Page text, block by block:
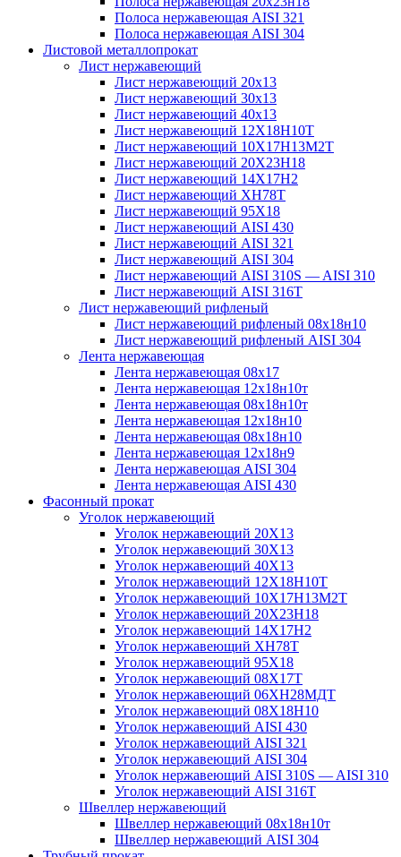
Полоса нержавеющая AISI 321
Полоса нержавеющая AISI 304
Листовой металлопрокат
Лист нержавеющий
Лист нержавеющий 20х13
Лист нержавеющий 30х13
Лист нержавеющий 40х13
Лист нержавеющий 12Х18Н10Т
Лист нержавеющий 10Х17Н13М2T
Лист нержавеющий 20Х23Н18
Лист нержавеющий 14Х17Н2
Лист нержавеющий ХН78Т
Лист нержавеющий 95Х18
Лист нержавеющий AISI 430
Лист нержавеющий AISI 321
Лист нержавеющий AISI 304
Лист нержавеющий AISI 310S — AISI 310
Лист нержавеющий AISI 316T
Лист нержавеющий рифленый
Лист нержавеющий рифленый 08х18н10
Лист нержавеющий рифленый AISI 304
Лента нержавеющая
Лента нержавеющая 08х17
Лента нержавеющая 12х18н10т
Лента нержавеющая 08х18н10т
Лента нержавеющая 12х18н10
Лента нержавеющая 08х18н10
Лента нержавеющая 12х18н9
Лента нержавеющая AISI 304
Лента нержавеющая AISI 430
Фасонный прокат
Уголок нержавеющий
Уголок нержавеющий 20Х13
Уголок нержавеющий 30Х13
Уголок нержавеющий 40Х13
Уголок нержавеющий 12Х18Н10Т
Уголок нержавеющий 10Х17Н13М2T
Уголок нержавеющий 20Х23Н18
Уголок нержавеющий 14Х17Н2
Уголок нержавеющий ХН78Т
Уголок нержавеющий 95Х18
Уголок нержавеющий 08Х17Т
Уголок нержавеющий 06ХН28МДТ
Уголок нержавеющий 08Х18Н10
Уголок нержавеющий AISI 430
Уголок нержавеющий AISI 321
Уголок нержавеющий AISI 304
Уголок нержавеющий AISI 310S — AISI 310
Уголок нержавеющий AISI 316T
Швеллер нержавеющий
Швеллер нержавеющий 08х18н10т
Швеллер нержавеющий AISI 304